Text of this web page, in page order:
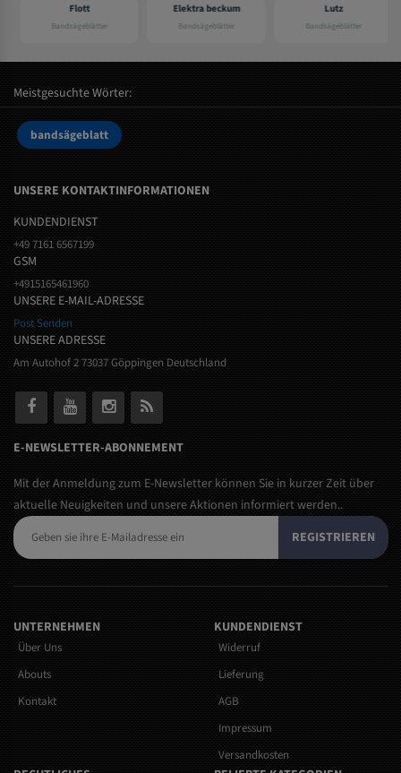
Flott
Bandsägeblätter
Elektra beckum
Bandsägeblätter
Lutz
Bandsägeblätter
Meistgesuchte Wörter:
bandsägeblatt
UNSERE KONTAKTINFORMATIONEN
KUNDENDIENST
+49 7161 6567199
GSM
+4915165461960
UNSERE E-MAIL-ADRESSE
Post Senden
UNSERE ADRESSE
Am Autohof 2 73037 Göppingen Deutschland
E-NEWSLETTER-ABONNEMENT
Mit der Anmeldung zum E-Newsletter können Sie in kurzer Zeit über
aktuelle Neuigkeiten und unsere Aktionen informiert werden..
REGISTRIEREN
UNTERNEHMEN
Über Uns
Abouts
Kontakt
KUNDENDIENST
Widerruf
Lieferung
AGB
Impressum
Versandkosten